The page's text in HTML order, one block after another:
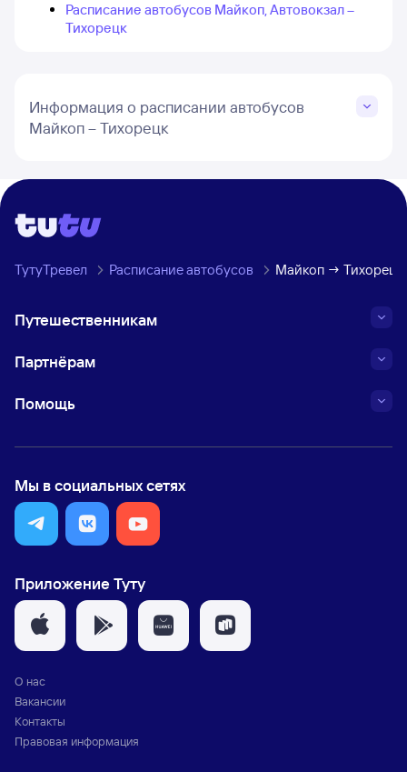
Расписание автобусов Майкоп, Автовокзал –
Тихорецк
Информация о расписании автобусов
Майкоп – Тихорецк
ТутуТревел Расписание автобусов Майкоп → Тихорецк
Путешественникам
Партнёрам
Помощь
Мы в социальных сетях
Приложение Туту
О нас
Вакансии
Контакты
Правовая информация